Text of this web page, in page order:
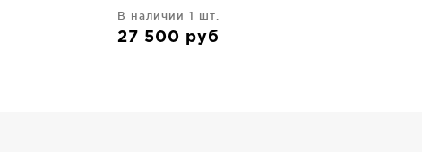
В наличии 1 шт.
27 500 руб